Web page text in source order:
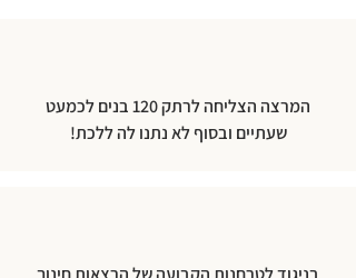
המרצה הצליחה לרתק 120 בנים לכמעט
שעתיים ובסוף לא נתנו לה ללכת!